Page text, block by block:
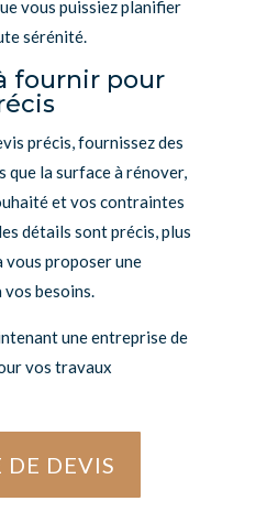
vous puissiez planifier
sérénité.
fournir pour
précis, fournissez des
la surface à rénover,
et vos contraintes
détails sont précis, plus
vous proposer une
besoins.
une entreprise de
vos travaux
DEVIS